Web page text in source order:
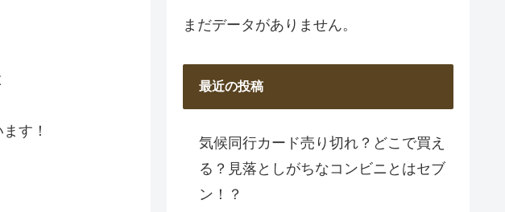
す！
まだデータがありません。
最近の投稿
気候同行カード売り切れ？どこで買え
る？見落としがちなコンビニとはセブ
ン！？